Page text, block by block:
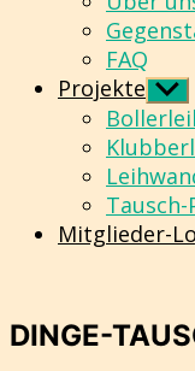
FAQ
Projekte
Mitglieder-
DINGE-